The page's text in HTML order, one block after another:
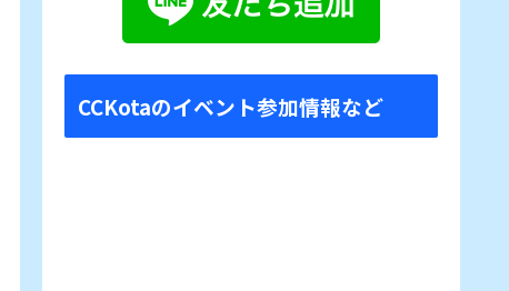
CCKotaのイベント参加情報など